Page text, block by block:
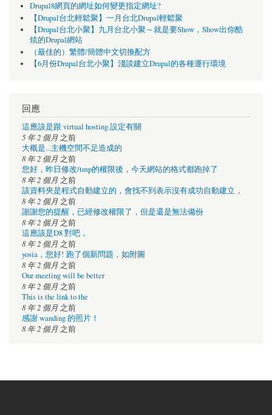
Drupal8網頁的網址如何變更指定網址?
【Drupal台北輕鬆聚】一月台北Drupal輕鬆聚
【Drupal台北小聚】九月台北小聚～就是要Show，Show出你酷
炫的Drupal網站
（最佳的）繁體/簡體中文切換配方
【6月份Drupal台北小聚】淺談建立Drupal的各種運行環境
回應
這應該是跟 virtual hosting 設定有關
5 年 2 個月 之前
大概是...主機空間不足造成的
8 年 2 個月 之前
您好，昨日修改/tmp的權限後，今天網站的格式都跑掉了
8 年 2 個月 之前
該資料夾是程式自動建立的，會找不到表示沒有成功自動建立，
8 年 2 個月 之前
謝謝您的提醒，已經修改權限了，但是還是無法備份
8 年 2 個月 之前
這應該是D8 對吧，
8 年 2 個月 之前
yosia，您好! 跑了個新問題，如附圖
8 年 2 個月 之前
Our meeting will be better
8 年 2 個月 之前
This is the link to the
8 年 2 個月 之前
感謝 wanding 的照片！
8 年 2 個月 之前